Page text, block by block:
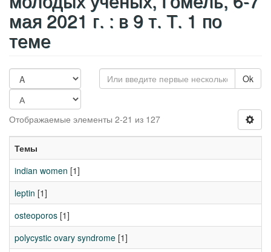
мая 2021 г. : в 9 т. Т. 1 по
теме
Ok
Отображаемые элементы 2-21 из 127
Темы
indian women [1]
leptin [1]
osteoporos [1]
polycystic ovary syndrome [1]